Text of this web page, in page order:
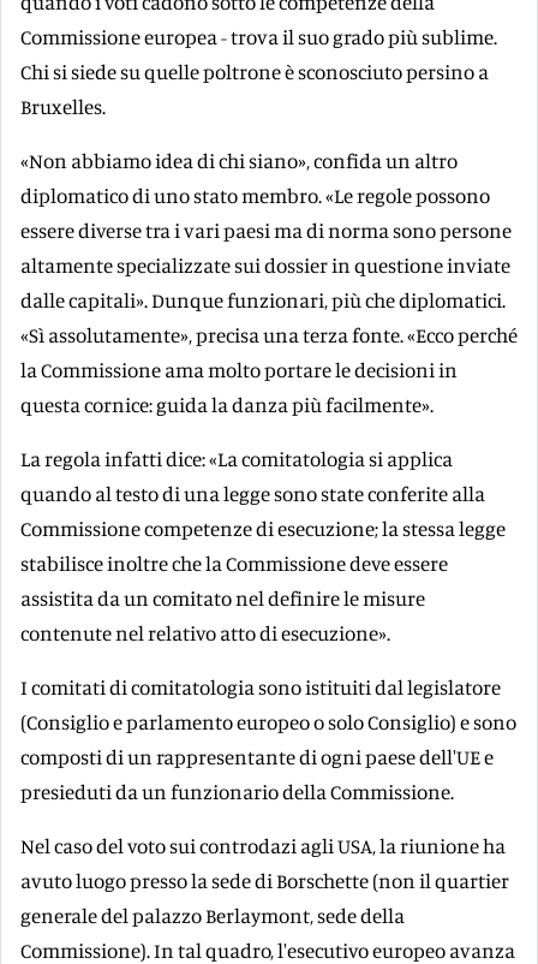
Commissione europea - trova il suo grado più sublime.
Chi si siede su quelle poltrone è sconosciuto persino a
Bruxelles.
«Non abbiamo idea di chi siano», confida un altro
diplomatico di uno stato membro. «Le regole possono
essere diverse tra i vari paesi ma di norma sono persone
altamente specializzate sui dossier in questione inviate
dalle capitali». Dunque funzionari, più che diplomatici.
«Sì assolutamente», precisa una terza fonte. «Ecco perché
la Commissione ama molto portare le decisioni in
questa cornice: guida la danza più facilmente».
La regola infatti dice: «La comitatologia si applica
quando al testo di una legge sono state conferite alla
Commissione competenze di esecuzione; la stessa legge
stabilisce inoltre che la Commissione deve essere
assistita da un comitato nel definire le misure
contenute nel relativo atto di esecuzione».
I comitati di comitatologia sono istituiti dal legislatore
(Consiglio e parlamento europeo o solo Consiglio) e sono
composti di un rappresentante di ogni paese dell'UE e
presieduti da un funzionario della Commissione.
Nel caso del voto sui controdazi agli USA, la riunione ha
avuto luogo presso la sede di Borschette (non il quartier
generale del palazzo Berlaymont, sede della
Commissione). In tal quadro, l'esecutivo europeo avanza